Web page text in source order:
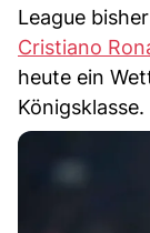
League
Cristiano
heute ein
Königsklasse.